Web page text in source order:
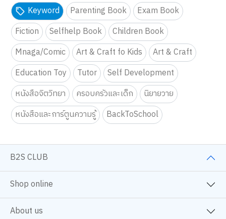
Keyword Parenting Book
Exam Book
Fiction
Selfhelp Book
Children Book
Mnaga/Comic
Art & Craft fo Kids
Art & Craft
Education Toy
Tutor
Self Development
หนังสือจิตวิทยา
ครอบครัวและเด็ก
นิยายวาย
หนังสือและการ์ตูนความรู้
BackToSchool
B2S CLUB
Shop online
About us